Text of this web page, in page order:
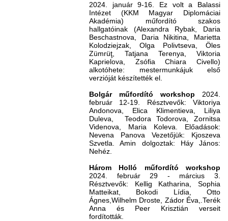
2024. január 9-16. Ez volt a Balassi
Intézet (KKM Magyar Diplomáciai
Akadémia) műfordító szakos
hallgatóinak (Alexandra Rybak, Daria
Beschastnova, Daria Nikitina, Marietta
Kolodziejzak, Olga Polivtseva, Öles
Zümrüţ, Tatjana Terenya, Viktoria
Kaprielova, Zsófia Chiara Civello)
alkotóhete: mestermunkájuk első
verzióját készítették el.
Bolgár műfordító workshop 2024.
február 12-19. Résztvevők: Viktoriya
Andonova, Elica Klimentieva, Liliya
Duleva, Teodora Todorova, Zornitsa
Videnova, Maria Koleva. Előadások:
Nevena Panova Vezetőjük: Kjoszeva
Szvetla. Amin dolgoztak: Háy János:
Nehéz.
Három Holló műfordító workshop
2024. február 29 - március 3.
Résztvevők: Kellig Katharina, Sophia
Matteikat, Bokodi Lídia, Otto
Ágnes,Wilhelm Droste, Zádor Éva,.Terék
Anna és Peer Krisztián verseit
fordították.